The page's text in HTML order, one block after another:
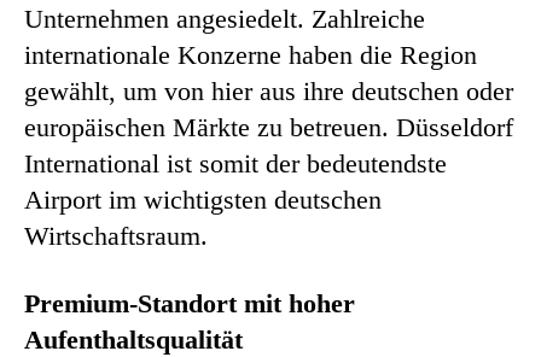
Unternehmen angesiedelt. Zahlreiche
internationale Konzerne haben die Region
gewählt, um von hier aus ihre deutschen oder
europäischen Märkte zu betreuen. Düsseldorf
International ist somit der bedeutendste
Airport im wichtigsten deutschen
Wirtschaftsraum.
Premium-Standort mit hoher
Aufenthaltsqualität